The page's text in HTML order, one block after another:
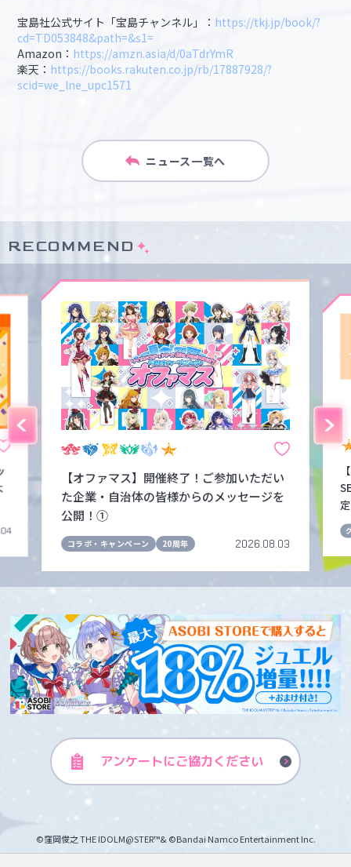
宝島社公式サイト「宝島チャンネル」： https://tkj.jp/book/?
cd=TD053848&path=&s1=
Amazon： https://amzn.asia/d/0aTdrYmR
楽天： https://books.rakuten.co.jp/rb/17887928/?
scid=we_lne_upc1571
ニュース一覧へ
RECOMMEND
【オファマス】開催終了！ご参加いただい
た企業・自治体の皆様からのメッセージを
公開！①
コラボ・キャンペーン 20周年 2026.08.03
アンケートにご協力ください
©窪岡俊之 THE IDOLM@STER™& ©Bandai Namco Entertainment Inc.